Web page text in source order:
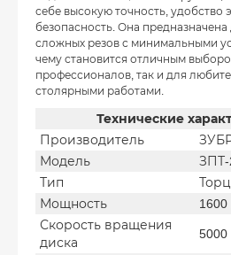
себе высокую точность, удобство
безопасность. Она
сложных резов с минимальными
чему становится отличным
профессионалов, так и для
столярными работами.
Технические
Производитель
Модель
ЗПТ-
Тип
Мощность
1600
Скорость вращения
диска